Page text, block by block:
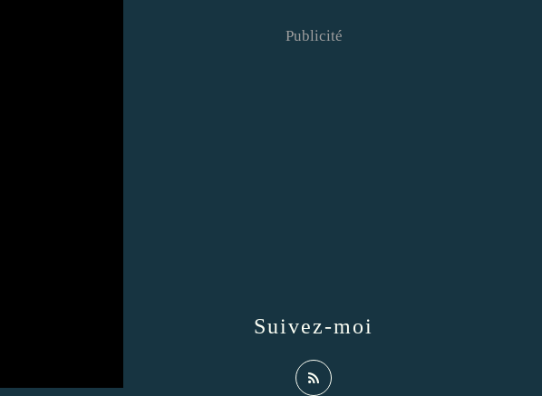
Suivez-moi
Publicité